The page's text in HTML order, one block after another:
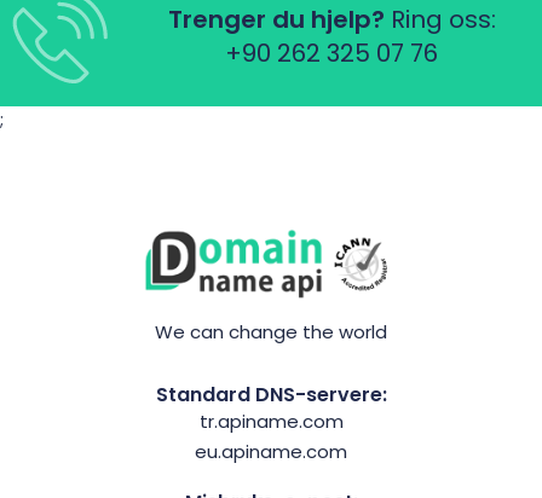
Trenger du hjelp? Ring oss:
+90 262 325 07 76
;
We can change the world
Standard DNS-servere:
tr.apiname.com
eu.apiname.com